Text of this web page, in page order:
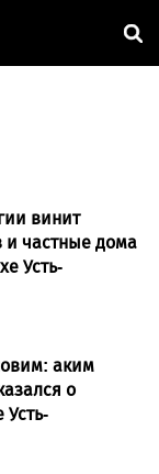
винит
и частные дома
Усть-
аким
о
Усть-